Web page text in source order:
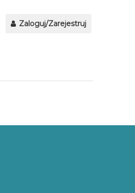
Zaloguj/Zarejestruj